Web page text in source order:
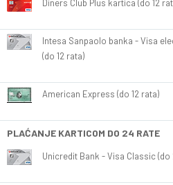
Diners Club Plus kartica (do 12
Intesa Sanpaolo banka - Visa
(do 12 rata)
American Express (do 12 rata)
PLAĆANJE KARTICOM DO 24 RATE
Unicredit Bank - Visa Classic (do